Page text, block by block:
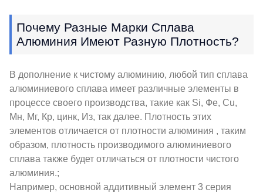
Почему Разные Марки Сплава
Алюминия Имеют Разную Плотность?
В дополнение к чистому алюминию, любой тип сплава
алюминиевого сплава имеет различные элементы в
процессе своего производства, такие как Si, Фе, Cu,
Мн, Мг, Кр, цинк, Из, так далее. Плотность этих
элементов отличается от плотности алюминия , таким
образом, плотность производимого алюминиевого
сплава также будет отличаться от плотности чистого
алюминия.;
Например, основной аддитивный элемент 3 серия